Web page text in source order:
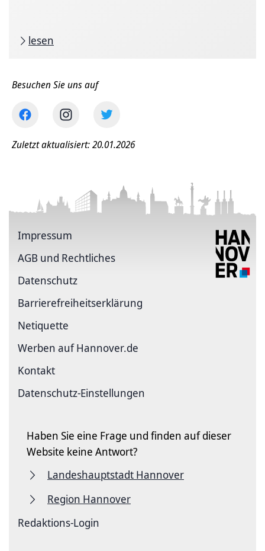
lesen
Besuchen Sie uns auf
Zuletzt aktualisiert: 20.01.2026
Impressum
AGB und Rechtliches
Datenschutz
Barriere­freiheits­erklärung
Netiquette
Werben auf Hannover.de
Kontakt
Datenschutz-Einstellungen
Haben Sie eine Frage und finden auf dieser
Website keine Antwort?
Landeshauptstadt Hannover
Region Hannover
Redaktions-Login